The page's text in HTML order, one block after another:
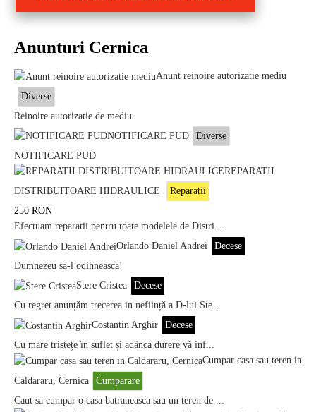
Anunturi Cernica
Anunt reinoire autorizatie mediu
Diverse
Reinoire autorizatie de mediu
NOTIFICARE PUD
Diverse
NOTIFICARE PUD
REPARATII
DISTRIBUITOARE HIDRAULICE
Reparatii
250 RON
Efectuam reparatii pentru toate modelele de Distri...
Orlando Daniel Andrei
Decese
Dumnezeu sa-l odihneasca!
Stere Cristea
Decese
Cu regret anunțăm trecerea in neființă a D-lui Ste...
Costantin Arghir
Decese
Cu mare tristețe în suflet și adânca durere vă inf...
Cumpar casa sau teren in
Caldararu, Cernica
Cumparare
Caut sa cumpar o casa batraneasca sau un teren de ...